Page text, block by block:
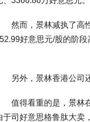
而，景林减执了高性
好意思元/股的阶
外，景林香港公司还
得看重的是，景林在
于司好意思格鲁肽大卖